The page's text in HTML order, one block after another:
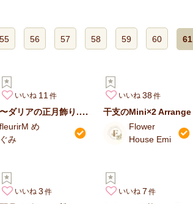
55 56 57 58 59 60 61
いいね 11
〜ダリアの正月飾り.｡.:*♡
fleurirM め
ぐみ
いいね 38
干支のMini×2 Arrange
Flower
House Emi
いいね 3
いいね 7